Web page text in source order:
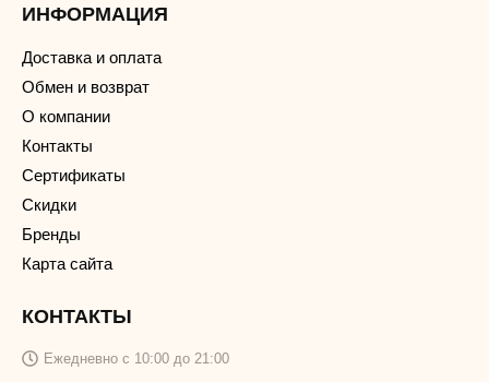
ИНФОРМАЦИЯ
Доставка и оплата
Обмен и возврат
О компании
Контакты
Сертификаты
Скидки
Бренды
Карта сайта
КОНТАКТЫ
Ежедневно с 10:00 до 21:00